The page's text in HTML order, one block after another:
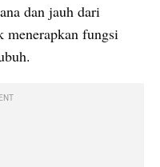
dan jauh dari
fungsi